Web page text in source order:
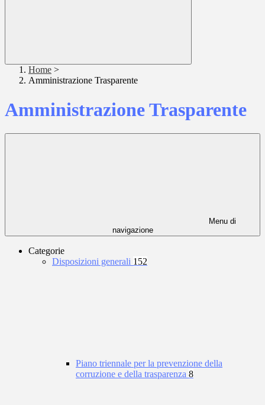
Home >
Amministrazione Trasparente
Amministrazione Trasparente
Menu di
navigazione
Categorie
Disposizioni generali 152
Piano triennale per la prevenzione della
corruzione e della trasparenza 8